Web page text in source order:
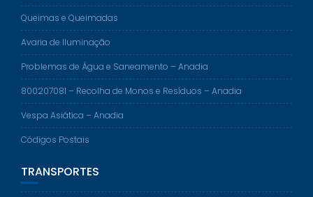
Queimas e Queimadas
Avaria de Iluminação
Problemas de Água e Saneamento – Anadia
800207081 – Recolha de Monos e Resíduos – Anadia
Vespa Asiática – Anadia
Códigos Postais
TRANSPORTES